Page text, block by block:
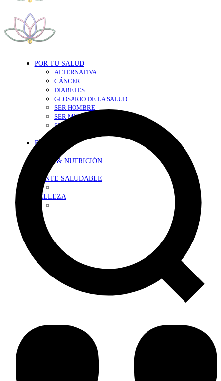
POR TU SALUD
ALTERNATIVA
CÁNCER
DIABETES
GLOSARIO DE LA SALUD
SER HOMBRE
SER MUJER
SEXY-SALUD
EN FORMA
DIETA & NUTRICIÓN
MENTE SALUDABLE
BELLEZA